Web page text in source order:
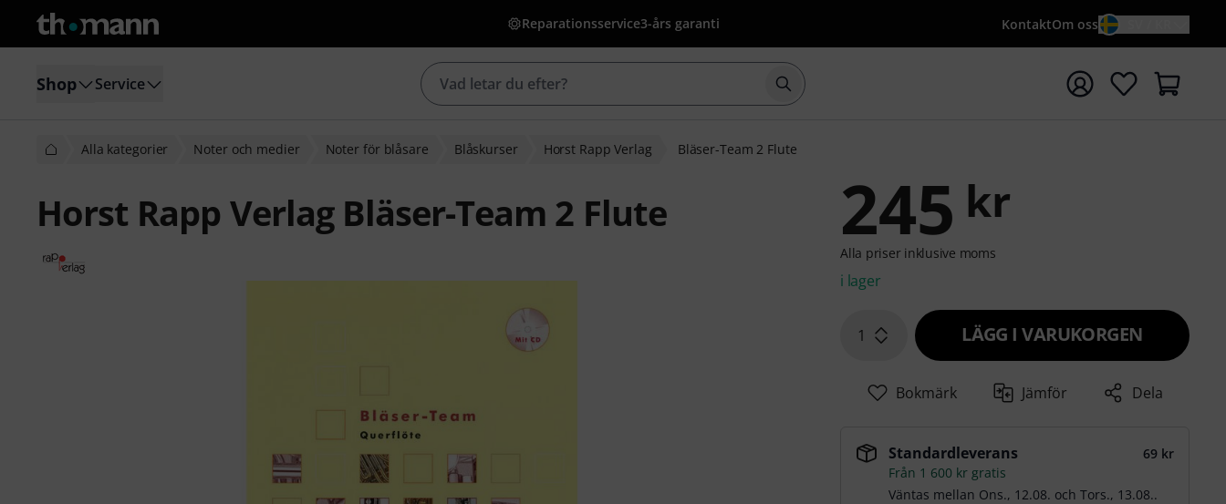
Reparationsservice3-års garanti KontaktOm oss
Shop Service Börja sökningen med söktermen {searchTerm}
Alla kategorier Noter och medier Noter för blåsare Blåskurser Horst Rapp Verlag Bläser-Team 2 Flute
Horst Rapp Verlag Bläser-Team 2 Flute 245 kr
Alla priser inklusive moms
i lager
1 LÄGG I VARUKORGEN
Bokmärk Jämför Dela
Standardleverans
69 kr
Från 1 600 kr gratis
Väntas mellan Ons., 12.08. ochTors., 13.08..